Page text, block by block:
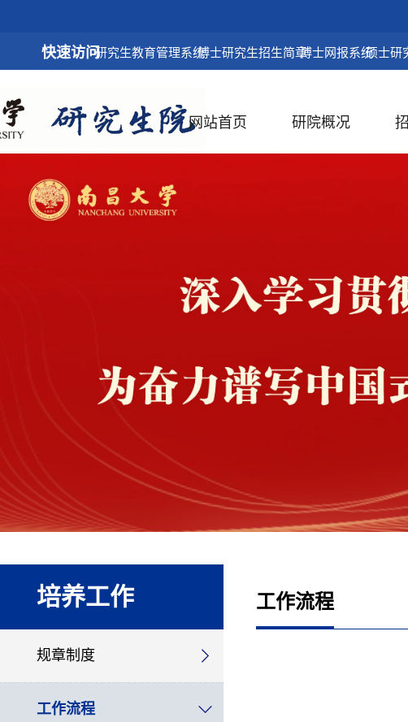
快速访问研究生教育管理系统博士研究生招生简章博士网报系统硕士研
网站首页 研院概况
培养工作
规章制度
工作流程
工作流程